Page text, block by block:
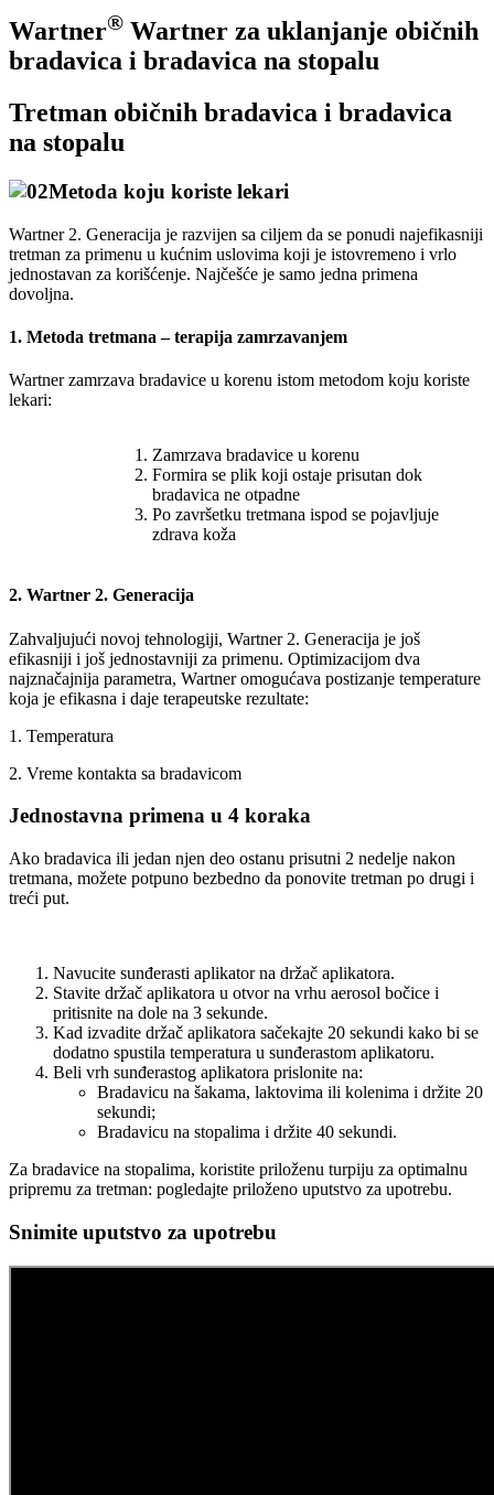
Wartner® Wartner za uklanjanje običnih
bradavica i bradavica na stopalu
Tretman običnih bradavica i bradavica
na stopalu
Metoda koju koriste lekari
Wartner 2. Generacija je razvijen sa ciljem da se ponudi najefikasniji
tretman za primenu u kućnim uslovima koji je istovremeno i vrlo
jednostavan za korišćenje. Najčešće je samo jedna primena
dovoljna.
1. Metoda tretmana – terapija zamrzavanjem
Wartner zamrzava bradavice u korenu istom metodom koju koriste
lekari:
Zamrzava bradavice u korenu
Formira se plik koji ostaje prisutan dok
bradavica ne otpadne
Po završetku tretmana ispod se pojavljuje
zdrava koža
2. Wartner 2. Generacija
Zahvaljujući novoj tehnologiji, Wartner 2. Generacija je još
efikasniji i još jednostavniji za primenu. Optimizacijom dva
najznačajnija parametra, Wartner omogućava postizanje temperature
koja je efikasna i daje terapeutske rezultate:
1. Temperatura
2. Vreme kontakta sa bradavicom
Jednostavna primena u 4 koraka
Ako bradavica ili jedan njen deo ostanu prisutni 2 nedelje nakon
tretmana, možete potpuno bezbedno da ponovite tretman po drugi i
treći put.
Navucite sunđerasti aplikator na držač aplikatora.
Stavite držač aplikatora u otvor na vrhu aerosol bočice i
pritisnite na dole na 3 sekunde.
Kad izvadite držač aplikatora sačekajte 20 sekundi kako bi se
dodatno spustila temperatura u sunđerastom aplikatoru.
Beli vrh sunđerastog aplikatora prislonite na:
Bradavicu na šakama, laktovima ili kolenima i držite 20
sekundi;
Bradavicu na stopalima i držite 40 sekundi.
Za bradavice na stopalima, koristite priloženu turpiju za optimalnu
pripremu za tretman: pogledajte priloženo uputstvo za upotrebu.
Snimite uputstvo za upotrebu